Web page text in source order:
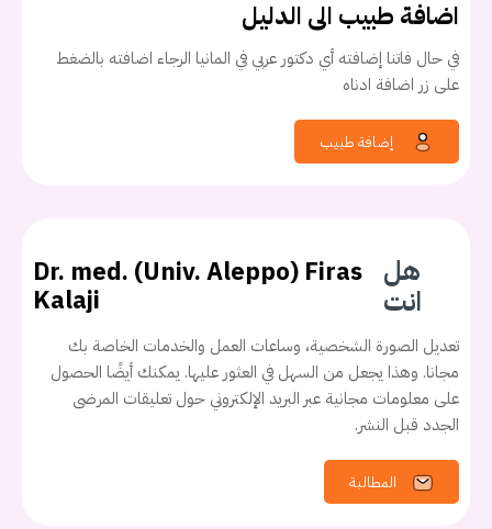
يجب عليك تسجيل الدخول حتى يمكنك طرح سؤال.
اضافة طبيب الى الدليل
في حال فاتنا إضافته أي دكتور عربي في المانيا الرجاء اضافته بالضغط
على زر اضافة ادناه
هل
انت
Dr. med. (Univ. Aleppo) Firas
Kalaji
تعديل الصورة الشخصية، وساعات العمل والخدمات الخاصة بك
مجانا. وهذا يجعل من السهل في العثور عليها. يمكنك أيضًا الحصول
على معلومات مجانية عبر البريد الإلكتروني حول تعليقات المرضى
الجدد قبل النشر.
المطالبة